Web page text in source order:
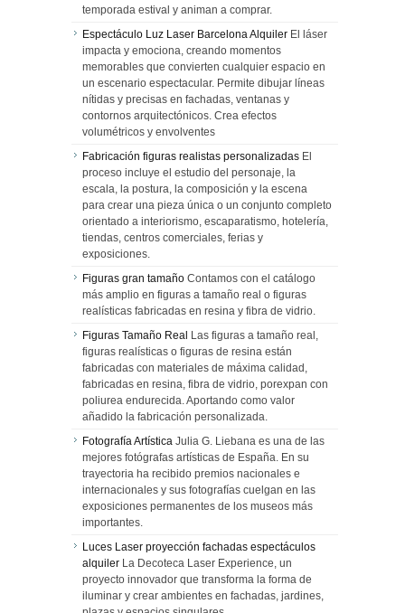
temporada estival y animan a comprar.
Espectáculo Luz Laser Barcelona Alquiler El láser
impacta y emociona, creando momentos
memorables que convierten cualquier espacio en
un escenario espectacular. Permite dibujar líneas
nítidas y precisas en fachadas, ventanas y
contornos arquitectónicos. Crea efectos
volumétricos y envolventes
Fabricación figuras realistas personalizadas El
proceso incluye el estudio del personaje, la
escala, la postura, la composición y la escena
para crear una pieza única o un conjunto completo
orientado a interiorismo, escaparatismo, hotelería,
tiendas, centros comerciales, ferias y
exposiciones.
Figuras gran tamaño Contamos con el catálogo
más amplio en figuras a tamaño real o figuras
realísticas fabricadas en resina y fibra de vidrio.
Figuras Tamaño Real Las figuras a tamaño real,
figuras realísticas o figuras de resina están
fabricadas con materiales de máxima calidad,
fabricadas en resina, fibra de vidrio, porexpan con
poliurea endurecida. Aportando como valor
añadido la fabricación personalizada.
Fotografía Artística Julia G. Liebana es una de las
mejores fotógrafas artísticas de España. En su
trayectoria ha recibido premios nacionales e
internacionales y sus fotografías cuelgan en las
exposiciones permanentes de los museos más
importantes.
Luces Laser proyección fachadas espectáculos
alquiler La Decoteca Laser Experience, un
proyecto innovador que transforma la forma de
iluminar y crear ambientes en fachadas, jardines,